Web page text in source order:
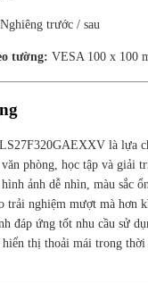
Nghiêng trước / sau
tường: VESA 100 x 100
là lựa
phòng, học tập và giải
ảnh dễ nhìn, màu sắc
trải nghiệm mượt mà hơn
đáp ứng tốt nhu cầu sử
thị thoải mái trong thời